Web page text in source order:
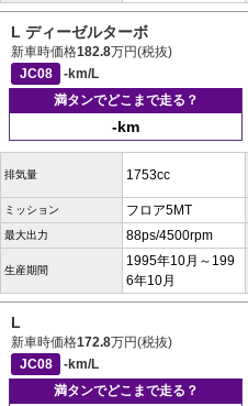
L ディーゼルターボ
新車時価格182.8万円(税抜)
JC08
-km/L
満タンでどこまで走る？
-km
排気量 1753cc
ミッション フロア5MT
最大出力 88ps/4500rpm
生産期間
1995年10月～199
6年10月
L
新車時価格172.8万円(税抜)
JC08
-km/L
満タンでどこまで走る？